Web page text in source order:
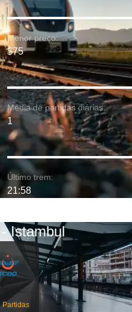
Menor preço:
$75
Média de partidas diárias:
1
Último trem:
21:58
Istambul
Partidas